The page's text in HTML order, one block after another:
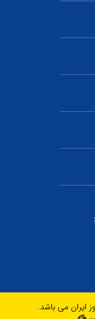
ایران می باشد.